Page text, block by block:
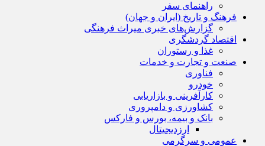
راهنمای سفر
فرهنگ و تاریخ (ایران و جهان)
گزارش‌های خبری میراث فرهنگی
اقتصاد گردشگری
غذا و رستوران
صنعت و تجارت و خدمات
فناوری
خودرو
کارآفرینی و بازاریابی
کشاورزی و دامپروری
بانک و بیمه، بورس و فارکس
ارزدیجیتال
عمومی و سرگرمی